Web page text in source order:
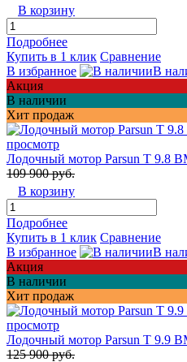
В корзину
Подробнее
Купить в 1 клик Сравнение
В избранное
В
Акция
В наличии
Хит продаж
просмотр
Лодочный мотор Parsun T 9.8
109 900 руб.
В корзину
Подробнее
Купить в 1 клик Сравнение
В избранное
В
Акция
В наличии
Хит продаж
просмотр
Лодочный мотор Parsun T 9.9
125 900 руб.